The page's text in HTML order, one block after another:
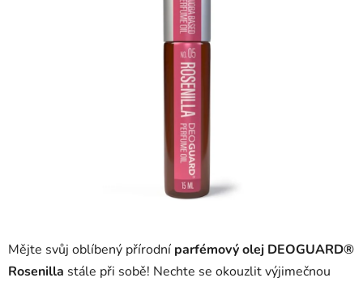
Mějte svůj oblíbený přírodní parfémový olej DEOGUARD®
Rosenilla stále při sobě! Nechte se okouzlit výjimečnou